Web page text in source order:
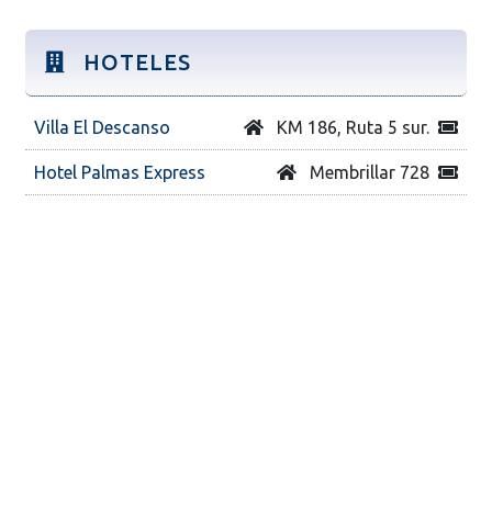
HOTELES
Villa El Descanso KM 186, Ruta 5 sur.
Hotel Palmas Express Membrillar 728